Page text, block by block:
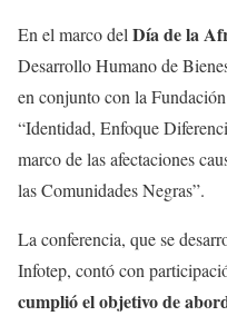
En el marco del Día de la
Desarrollo Humano de
en conjunto con la
“Identidad, Enfoque
marco de las afectaciones
las Comunidades Negras”.
La conferencia, que se
Infotep, contó con
cumplió el objetivo de